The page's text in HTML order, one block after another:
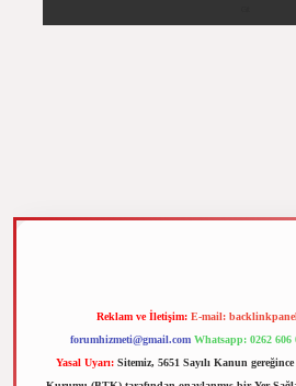
Reklam ve İletişim: E-mail:
forumhizmeti@gmail.com Whatsapp: 0262 606
Yasal Uyarı: Sitemiz, 5651 Sayılı Kanun